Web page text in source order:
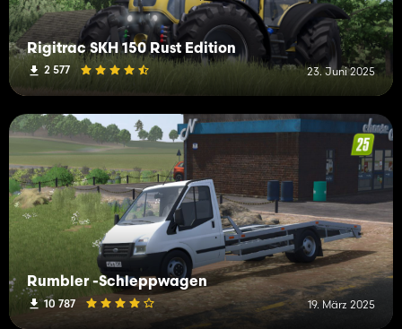
Rigitrac SKH 150 Rust Edition
2 577 23. Juni 2025
Rumbler -Schleppwagen
10 787 19. März 2025